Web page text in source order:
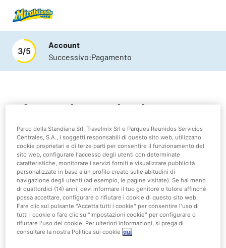
3/5
Account
Successivo:Pagamento
Hai problemi durante il login?
Per acquistare i biglietti è necessario avere un account,
se non ne hai ancora unoregistrati qui
Altrimenti accedi con e-mail e password.
Telefono cellulare
Parco della Standiana Srl, Travelmix Srl e Parques Reunidos Servicios
Centrales, S.A., i soggetti responsabili di questo sito web, utilizzano
cookie proprietari e di terze parti per consentire il funzionamento del
sito web, configurare l'accesso degli utenti con determinate
caratteristiche, monitorare i servizi forniti e visualizzare pubblicità
personalizzate in base a un profilo creato sulle abitudini di
navigazione degli utenti (ad esempio, le pagine visitate). Se hai meno
di quattordici (14) anni, devi informare il tuo genitore o tutore affinché
possa accettare, configurare o rifiutare i cookie di questo sito web.
Fare clic sul pulsante "Accetta tutti i cookie" per consentire l'uso di
tutti i cookie o fare clic su "Impostazioni cookie" per configurare o
rifiutare l'uso dei cookie. Per ulteriori informazioni, si prega di
consultare la nostra Politica sui cookie qui